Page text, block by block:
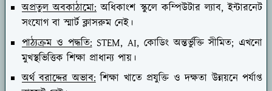
অপ্রতুল অবকাঠামো:অধিকাংশ স্কুলে কম্পিউটার ল্যাব, ইন্টারনেট
সংযোগ বা স্মার্ট ক্লাসরুম নেই।
পাঠ্যক্রম ও পদ্ধতি:STEM, AI, কোডিং অন্তর্ভুক্তি সীমিত; এখনো
মুখস্থভিত্তিক শিক্ষা প্রাধান্য পায়।
অর্থ বরাদ্দের অভাব:শিক্ষা খাতে প্রযুক্তি ও দক্ষতা উন্নয়নে পর্যাপ্ত